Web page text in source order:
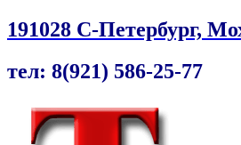
191028 С-Петербург,
тел: 8(921) 586-25-77